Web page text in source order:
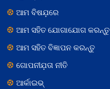
ଆମ ବିଷଯ଼ରେ
ଆମ ସହିତ ଯୋଗାଯୋଗ କରନ୍ତୁ
ଆମ ସହିତ ବିଜ୍ଞାପନ କରନ୍ତୁ
ଗୋପନୀଯ଼ତା ନୀତି
ଆର୍କାଇଭ୍